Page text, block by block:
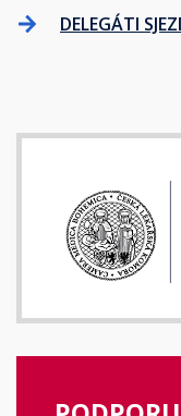
DELEGÁTI